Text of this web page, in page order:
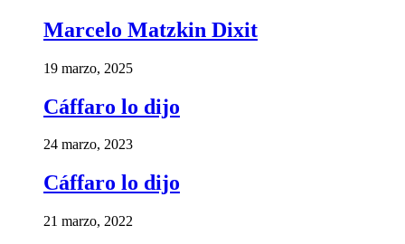
Marcelo Matzkin Dixit
19 marzo, 2025
Cáffaro lo dijo
24 marzo, 2023
Cáffaro lo dijo
21 marzo, 2022